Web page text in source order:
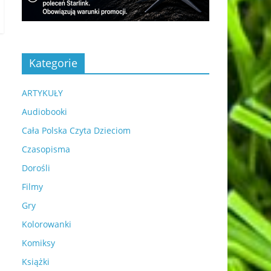
Kategorie
ARTYKUŁY
Audiobooki
Cała Polska Czyta Dzieciom
Czasopisma
Dorośli
Filmy
Gry
Kolorowanki
Komiksy
Książki